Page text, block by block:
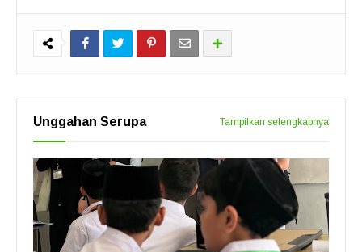
Unggahan Serupa Tampilkan selengkapnya